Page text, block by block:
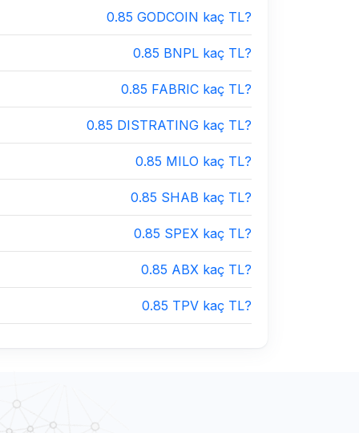
0.85 GODCOIN kaç TL?
0.85 BNPL kaç TL?
0.85 FABRIC kaç TL?
0.85 DISTRATING kaç TL?
0.85 MILO kaç TL?
0.85 SHAB kaç TL?
0.85 SPEX kaç TL?
0.85 ABX kaç TL?
0.85 TPV kaç TL?